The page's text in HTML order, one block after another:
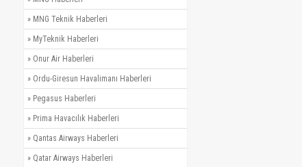
» MNG Teknik Haberleri
» MyTeknik Haberleri
» Onur Air Haberleri
» Ordu-Giresun Havalimanı Haberleri
» Pegasus Haberleri
» Prima Havacılık Haberleri
» Qantas Airways Haberleri
» Qatar Airways Haberleri